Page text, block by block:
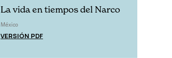
La vida en tiempos del Narco
México
VERSIÓN PDF